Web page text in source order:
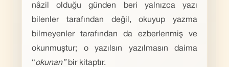
nâzil olduğu günden beri yalnızca yazı
bilenler tarafından değil, okuyup yazma
bilmeyenler tarafından da ezberlenmiş ve
okunmuştur; o yazılsın yazılmasın daima
“okunan”bir kitaptır.